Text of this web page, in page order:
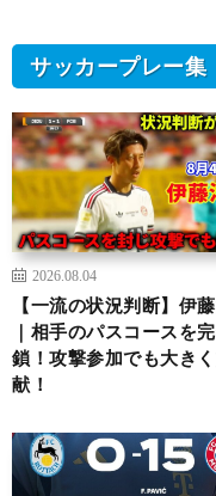
サッカープレー集
2026.08.04
【一流の状況判断】伊
｜相手のパスコースを
鎖！攻撃参加でも大き
献！